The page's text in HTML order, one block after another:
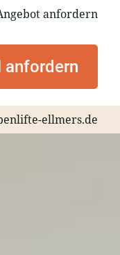
anfordern
anfordern
ellmers.de